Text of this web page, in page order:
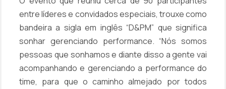
entre líderes e convidados especiais, trouxe como
bandeira a sigla em inglês “D&PM” que significa
sonhar gerenciando performance. “Nós somos
pessoas que sonhamos e diante disso a gente vai
acompanhando e gerenciando a performance do
time, para que o caminho almejado por todos